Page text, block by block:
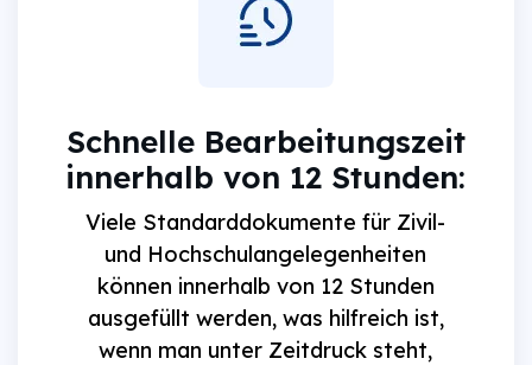
Schnelle Bearbeitungszeit
innerhalb von 12 Stunden:
Viele Standarddokumente für Zivil-
und Hochschulangelegenheiten
können innerhalb von 12 Stunden
ausgefüllt werden, was hilfreich ist,
wenn man unter Zeitdruck steht,